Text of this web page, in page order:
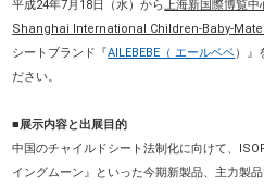
平成24年7月18日（水）から上海新国際博覧中
Shanghai International Children-Baby-
シートブランド『AILEBEBE（ エールベベ）』
ださい。
■展示内容と出展目的
中国のチャイルドシート法制化に向けて、
イングムーン』といった今期新製品、主力製